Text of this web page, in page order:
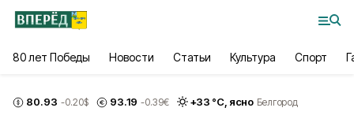
80 лет Победы Новости Статьи Культура Спорт
80.93 -0.20$ 93.19 -0.39€ +33 °С, ясно Белгород